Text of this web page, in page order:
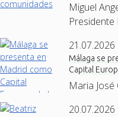
Miguel
Presidente
21.07.2026
Málaga se
Capital
Maria José
20.07.2026